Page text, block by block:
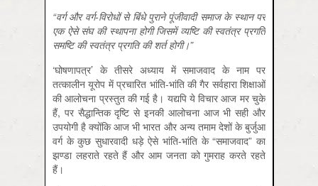
“वर्ग और वर्ग-विरोधों से बिंधे पुराने पूंजीवादी समाज के स्थान पर
एक ऐसे संघ की स्थापना होगी जिसमें व्यष्टि की स्वतंत्र प्रगति
समष्टि की स्वतंत्र प्रगति की शर्त होगी।”
‘घोषणापत्र’ के तीसरे अध्याय में समाजवाद के नाम पर
तत्कालीन यूरोप में प्रचारित भांति-भांति की गैर सर्वहारा शिक्षाओं
की आलोचना प्रस्तुत की गई है। यद्यपि ये विचार आज मर चुके
हैं, पर सैद्धान्तिक दृष्टि से इनकी आलोचना आज भी सही और
उपयोगी है क्योंकि आज भी भारत और अन्य तमाम देशों के बुर्जुआ
वर्ग के कुछ सुधारवादी धड़े ऐसे भांति-भांति के “समाजवाद” का
झण्डा लहराते रहते हैं और आम जनता को गुमराह करते रहते
हैं।